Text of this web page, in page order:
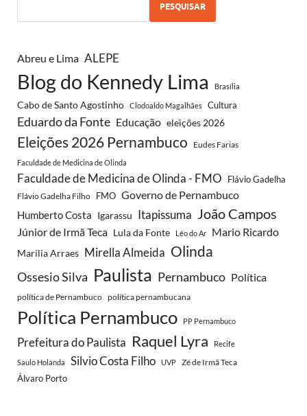
PESQUISAR
Abreu e Lima ALEPE
Blog do Kennedy Lima Brasília
Cabo de Santo Agostinho Clodoaldo Magalhães Cultura
Eduardo da Fonte Educação eleições 2026
Eleições 2026 Pernambuco Eudes Farias
Faculdade de Medicina de Olinda
Faculdade de Medicina de Olinda - FMO Flávio Gadelha
Flávio Gadelha Filho FMO Governo de Pernambuco
Humberto Costa Igarassu Itapissuma João Campos
Júnior de Irmã Teca Lula da Fonte Léo do Ar Mario Ricardo
Marília Arraes Mirella Almeida Olinda
Ossesio Silva Paulista Pernambuco Política
política de Pernambuco política pernambucana
Política Pernambuco PP Pernambuco
Prefeitura do Paulista Raquel Lyra Recife
Saulo Holanda Silvio Costa Filho UVP Zé de Irmã Teca
Álvaro Porto